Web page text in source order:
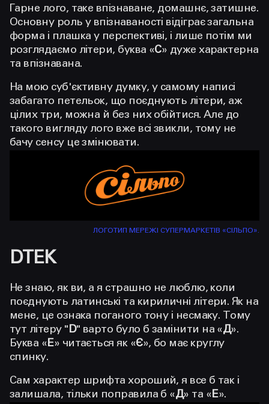
Гарне лого, таке впізнаване, домашнє, затишне.
Основну роль у впізнаваності відіграє загальна
форма і плашка у перспективі, і лише потім ми
розглядаємо літери, буква «С» дуже характерна
та впізнавана.
На мою суб'єктивну думку, у самому написі
забагато петельок, що поєднують літери, аж
цілих три, можна й без них обійтися. Але до
такого вигляду лого вже всі звикли, тому не
бачу сенсу це змінювати.
ЛОГОТИП МЕРЕЖІ СУПЕРМАРКЕТІВ «СІЛЬПО».
DТЕК
Не знаю, як ви, а я страшно не люблю, коли
поєднують латинські та кириличні літери. Як на
мене, це ознака поганого тону і несмаку. Тому
тут літеру "D" варто було б замінити на «Д».
Буква «Е» читається як «Є», бо має круглу
спинку.
Сам характер шрифта хороший, я все б так і
залишала, тільки поправила б «Д» та «Е».